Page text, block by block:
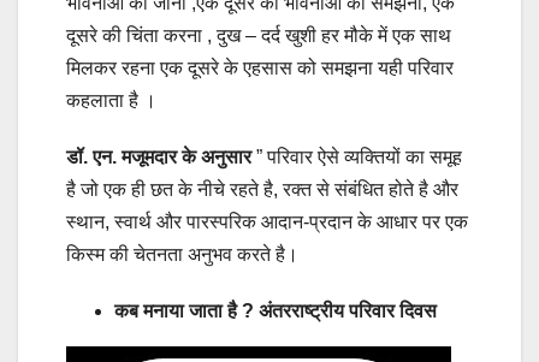
दूसरे की चिंता करना , दुख – दर्द खुशी हर मौके में एक साथ
मिलकर रहना एक दूसरे के एहसास को समझना यही परिवार
कहलाता है ।
डॉ. एन. मजूमदार के अनुसार” परिवार ऐसे व्यक्तियों का समूह
है जो एक ही छत के नीचे रहते है, रक्त से संबंधित होते है और
स्थान, स्वार्थ और पारस्परिक आदान-प्रदान के आधार पर एक
किस्म की चेतनता अनुभव करते है।
कब मनाया जाता है ? अंतरराष्ट्रीय परिवार दिवस